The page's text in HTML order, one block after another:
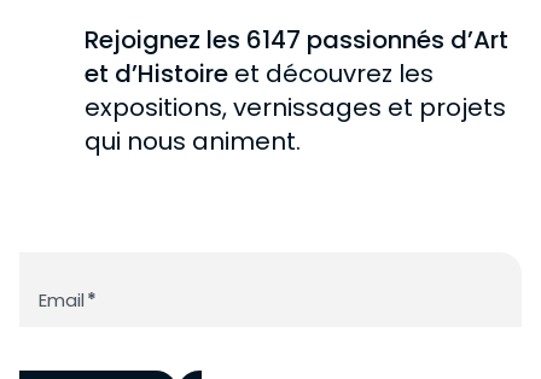
Rejoignez les 6147 passionnés d’Art
et d’Histoire et découvrez les
expositions, vernissages et projets
qui nous animent.
Email*